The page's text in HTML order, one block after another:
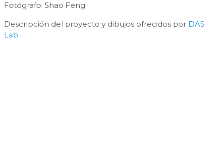
Fotógrafo: Shao Feng
Descripción del proyecto y dibujos ofrecidos por DAS
Lab